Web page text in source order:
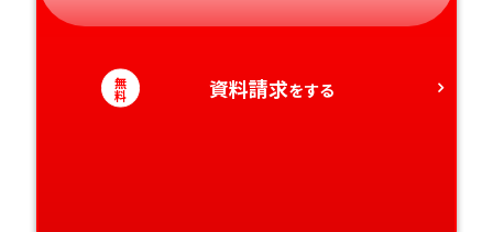
静岡県
愛知県
和歌山県
徳島県
香川県
大分県
宮崎県
無
料 資料請求をする